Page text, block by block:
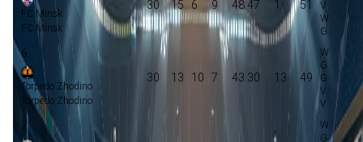
FC Minsk
FC Minsk
30 15 6 9 48:47 1 51
6
Torpedo Zhodino
Torpedo Zhodino
30 13 10 7 43:30 13 49
7